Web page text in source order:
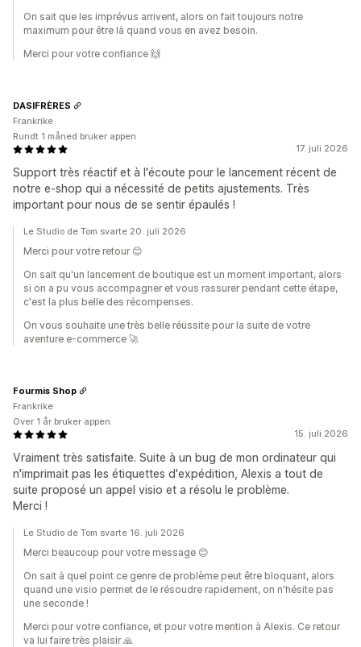
On sait que les imprévus arrivent, alors on fait toujours notre
maximum pour être là quand vous en avez besoin.
Merci pour votre confiance 🙌
17. juli 2026
Support très réactif et à l'écoute pour le lancement récent de
notre e-shop qui a nécessité de petits ajustements. Très
important pour nous de se sentir épaulés !
DASIFRÈRES
Frankrike
Rundt 1 måned bruker appen
Le Studio de Tom svarte 20. juli 2026
Merci pour votre retour 😊
On sait qu'un lancement de boutique est un moment important, alors
si on a pu vous accompagner et vous rassurer pendant cette étape,
c'est la plus belle des récompenses.
On vous souhaite une très belle réussite pour la suite de votre
aventure e-commerce 🚀
15. juli 2026
Vraiment très satisfaite. Suite à un bug de mon ordinateur qui
n'imprimait pas les étiquettes d'expédition, Alexis a tout de
suite proposé un appel visio et a résolu le problème.
Merci !
Fourmis Shop
Frankrike
Over 1 år bruker appen
Le Studio de Tom svarte 16. juli 2026
Merci beaucoup pour votre message 😊
On sait à quel point ce genre de problème peut être bloquant, alors
quand une visio permet de le résoudre rapidement, on n'hésite pas
une seconde !
Merci pour votre confiance, et pour votre mention à Alexis. Ce retour
va lui faire très plaisir 🙏